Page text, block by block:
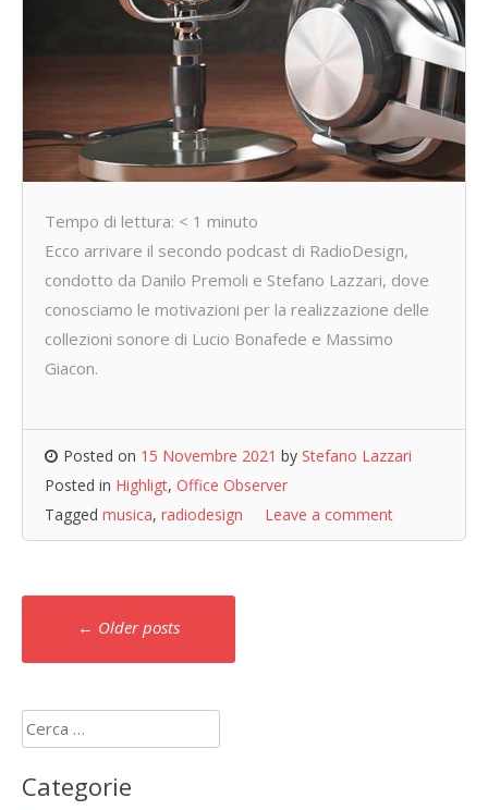
Tempo di lettura: < 1 minuto
Ecco arrivare il secondo podcast di RadioDesign,
condotto da Danilo Premoli e Stefano Lazzari, dove
conosciamo le motivazioni per la realizzazione delle
collezioni sonore di Lucio Bonafede e Massimo
Giacon.
Posted on 15 Novembre 2021 by Stefano Lazzari
Posted in Highligt, Office Observer
Tagged musica, radiodesign Leave a comment
Posts
navigation
← Older posts
Ricerca
per:
Categorie